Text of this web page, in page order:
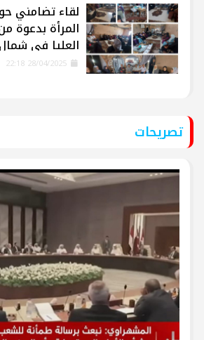
لقاء تضامني
المرأة بدعوة
العليا في
تصريحات